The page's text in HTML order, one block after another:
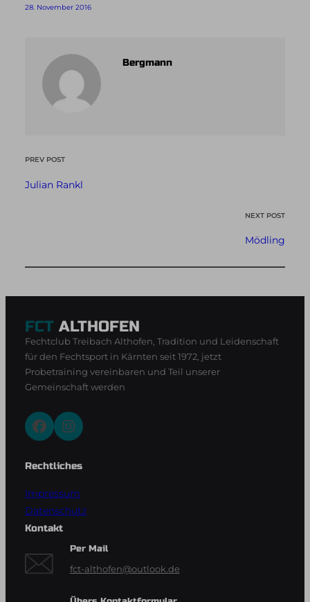
28. November 2016
Bergmann
PREV POST
Julian Rankl
NEXT POST
Mödling
FCT ALTHOFEN
Fechtclub Treibach Althofen, Tradition und Leidenschaft
für den Fechtsport in Kärnten seit 1972, jetzt
Probetraining vereinbaren und Teil unserer
Gemeinschaft werden
Facebook Instagram
Rechtliches
Impressum
Datenschutz
Kontakt
Per Mail
fct-althofen@outlook.de